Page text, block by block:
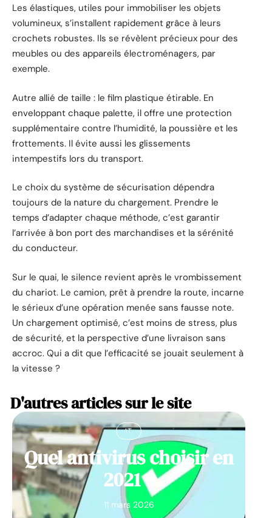
Les élastiques, utiles pour immobiliser les objets
volumineux, s’installent rapidement grâce à leurs
crochets robustes. Ils se révèlent précieux pour des
meubles ou des appareils électroménagers, par
exemple.
Autre allié de taille : le film plastique étirable. En
enveloppant chaque palette, il offre une protection
supplémentaire contre l’humidité, la poussière et les
frottements. Il évite aussi les glissements
intempestifs lors du transport.
Le choix du système de sécurisation dépendra
toujours de la nature du chargement. Prendre le
temps d’adapter chaque méthode, c’est garantir
l’arrivée à bon port des marchandises et la sérénité
du conducteur.
Sur le quai, le silence revient après le vrombissement
du chariot. Le camion, prêt à prendre la route, incarne
le sérieux d’une opération menée sans fausse note.
Un chargement optimisé, c’est moins de stress, plus
de sécurité, et la perspective d’une livraison sans
accroc. Qui a dit que l’efficacité se jouait seulement à
la vitesse ?
D'autres articles sur le site
IT
Quel antivirus choisir en
2021 ?
11 mars 2026